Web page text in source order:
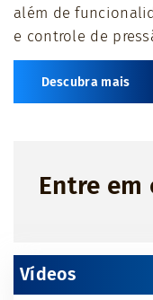
além de
e controle de
Descubra mais
Entre
Vídeos